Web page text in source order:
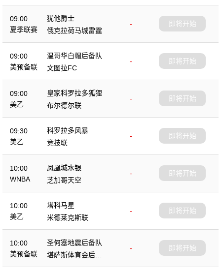
09:00
夏季联赛
犹他爵士
-
俄克拉荷马城雷霆
即将开始
09:00
美预备联
温哥华白帽后备队
-
文图拉FC
即将开始
09:00
美乙
皇家科罗拉多狐狸
-
布尔德尔联
即将开始
09:30
美乙
科罗拉多风暴
-
竞技联
即将开始
10:00
WNBA
凤凰城水银
-
芝加哥天空
即将开始
10:00
美乙
塔科马星
-
米德莱克斯联
即将开始
10:00
美预备联
圣何塞地震后备队
-
堪萨斯体育会后备
队
即将开始